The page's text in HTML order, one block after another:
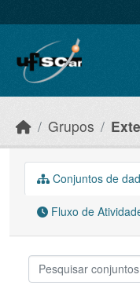
Grupos
Conjuntos de
Fluxo de